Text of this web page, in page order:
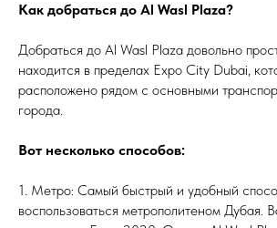
Как добраться до Al Wasl Plaza?
Добраться до Al Wasl Plaza довольно
находится в пределах Expo City Dubai,
расположено рядом с основными
города.
Вот несколько способов:
1. Метро: Самый быстрый и удобный
воспользоваться метрополитеном Дубая.